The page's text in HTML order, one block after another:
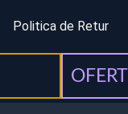
Politica de Retur